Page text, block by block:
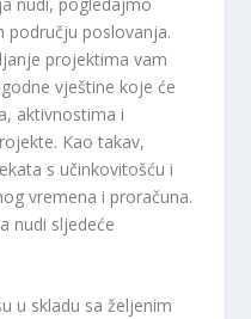
području poslovanja.
projektima vam
vještine koje će
aktivnostima i
Kao takav,
s učinkovitošću i
vremena i proračuna.
nudi sljedeće
u skladu sa željenim